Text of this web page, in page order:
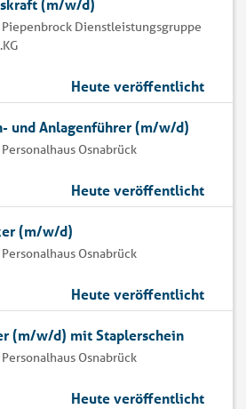
(m/w/d)
Piepenbrock Dienstleistungsgruppe
Heute veröffentlicht
und Anlagenführer (m/w/d)
Personalhaus Osnabrück
Heute veröffentlicht
(m/w/d)
Personalhaus Osnabrück
Heute veröffentlicht
(m/w/d) mit Staplerschein
Personalhaus Osnabrück
Heute veröffentlicht